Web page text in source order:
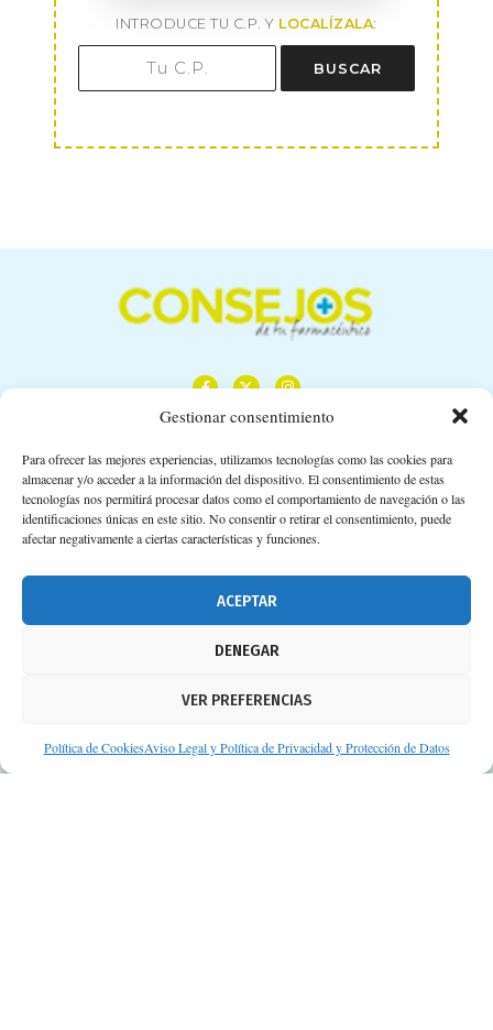
Gestionar consentimiento
Para ofrecer las mejores experiencias, utilizamos tecnologías como las cookies para
almacenar y/o acceder a la información del dispositivo. El consentimiento de estas
tecnologías nos permitirá procesar datos como el comportamiento de navegación o las
identificaciones únicas en este sitio. No consentir o retirar el consentimiento, puede
afectar negativamente a ciertas características y funciones.
ACEPTAR
DENEGAR
VER PREFERENCIAS
Política de CookiesAviso Legal y Política de Privacidad y Protección de Datos
INTRODUCE TU C.P. Y LOCALÍZALA:
BUSCAR
Calle Camino de los Descubrimientos, 11,
Planta 3ª 41092 – Sevilla
674 02 62 03
Aviso legal
Protección de datos personales
Suscripción a Newsletter